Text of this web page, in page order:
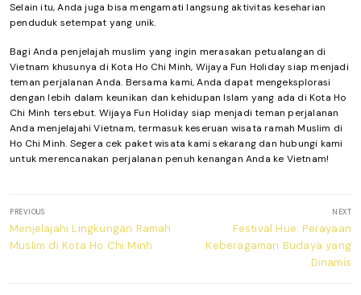
Selain itu, Anda juga bisa mengamati langsung aktivitas keseharian
penduduk setempat yang unik.
Bagi Anda penjelajah muslim yang ingin merasakan petualangan di
Vietnam khusunya di Kota Ho Chi Minh, Wijaya Fun Holiday siap menjadi
teman perjalanan Anda. Bersama kami, Anda dapat mengeksplorasi
dengan lebih dalam keunikan dan kehidupan Islam yang ada di Kota Ho
Chi Minh tersebut. Wijaya Fun Holiday siap menjadi teman perjalanan
Anda menjelajahi Vietnam, termasuk keseruan wisata ramah Muslim di
Ho Chi Minh. Segera cek paket wisata kami sekarang dan hubungi kami
untuk merencanakan perjalanan penuh kenangan Anda ke Vietnam!
navigation
PREVIOUS
Previous
post:
Menjelajahi Lingkungan Ramah
Muslim di Kota Ho Chi Minh
NEXT
Next
post:
Festival Hue: Perayaan
Keberagaman Budaya yang
Dinamis